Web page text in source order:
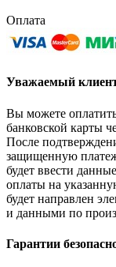
Оплата
Уважаемый
Вы можете
банковской карты
После
защищенную
будет ввести
оплаты на
будет направлен
и данными по
Гарантии